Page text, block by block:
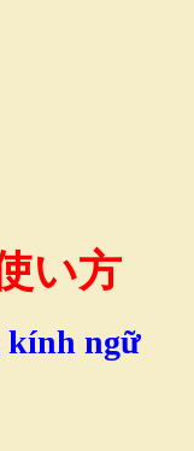
い方
kính ngữ